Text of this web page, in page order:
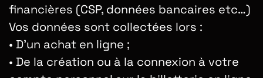
financières (CSP, données bancaires etc…)
Vos données sont collectées lors :
• D’un achat en ligne ;
• De la création ou à la connexion à votre